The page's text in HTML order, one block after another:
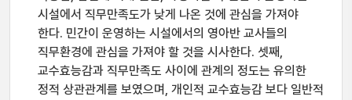
시설에서 직무만족도가 낮게 나온 것에 관심을 가져야
한다. 민간이 운영하는 시설에서의 영아반 교사들의
직무환경에 관심을 가져야 할 것을 시사한다. 셋째,
교수효능감과 직무만족도 사이에 관계의 정도는 유의한
정적 상관관계를 보였으며, 개인적 교수효능감 보다 일반적